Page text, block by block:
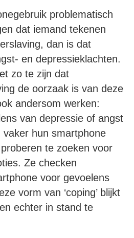
problematisch
dat iemand tekenen
dan is dat
en depressieklachten.
zo te zijn dat
de oorzaak is van deze
andersom werken:
van depressie of angst
hun smartphone
te zoeken voor
Ze checken
voor gevoelens
vorm van ‘coping’ blijkt
echter in stand te